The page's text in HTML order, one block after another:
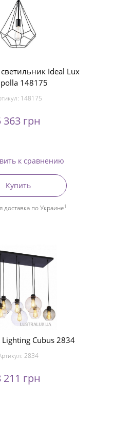
Ideal Lux
148175
148175
363 грн
к сравнению
Купить
доставка по Украине1
Cubus 2834
2834
211 грн